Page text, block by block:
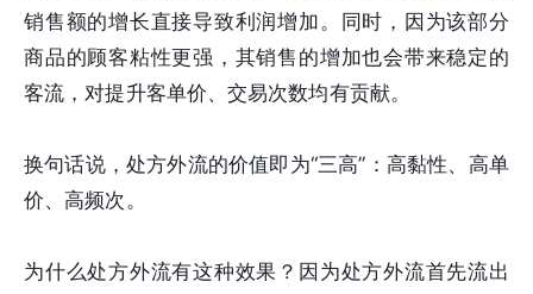
销售额的增长直接导致利润增加。同时，因为该部分
商品的顾客粘性更强，其销售的增加也会带来稳定的
客流，对提升客单价、交易次数均有贡献。
换句话说，处方外流的价值即为“三高”：高黏性、高单
价、高频次。
为什么处方外流有这种效果？因为处方外流首先流出